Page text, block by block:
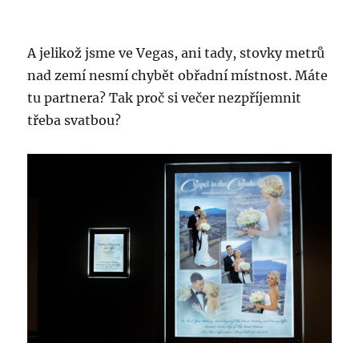
A jelikož jsme ve Vegas, ani tady, stovky metrů
nad zemí nesmí chybět obřadní místnost. Máte
tu partnera? Tak proč si večer nezpříjemnit
třeba svatbou?